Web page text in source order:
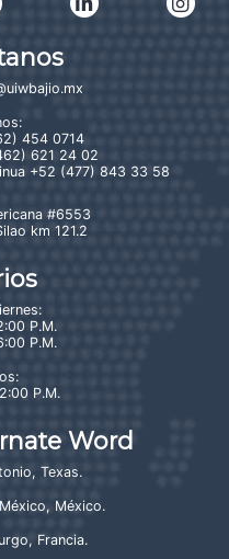
454 0714
621 24 02
+52 (477) 843 33 58
#6553
km 121.2
P.M.
P.M.
P.M.
Word
Texas.
México.
Francia.